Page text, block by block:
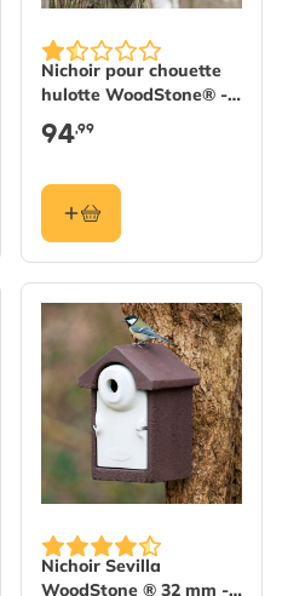
Nichoir pour chouette
hulotte WoodStone® -
béton de bois
94,99
Nichoir Sevilla
WoodStone ® 32 mm -